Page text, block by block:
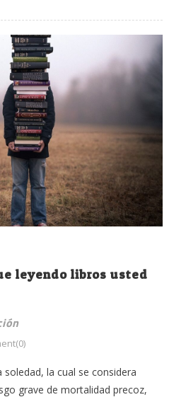
leyendo libros usted
la cual se considera
grave de mortalidad precoz,